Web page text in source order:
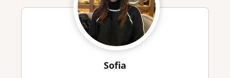
Sofia